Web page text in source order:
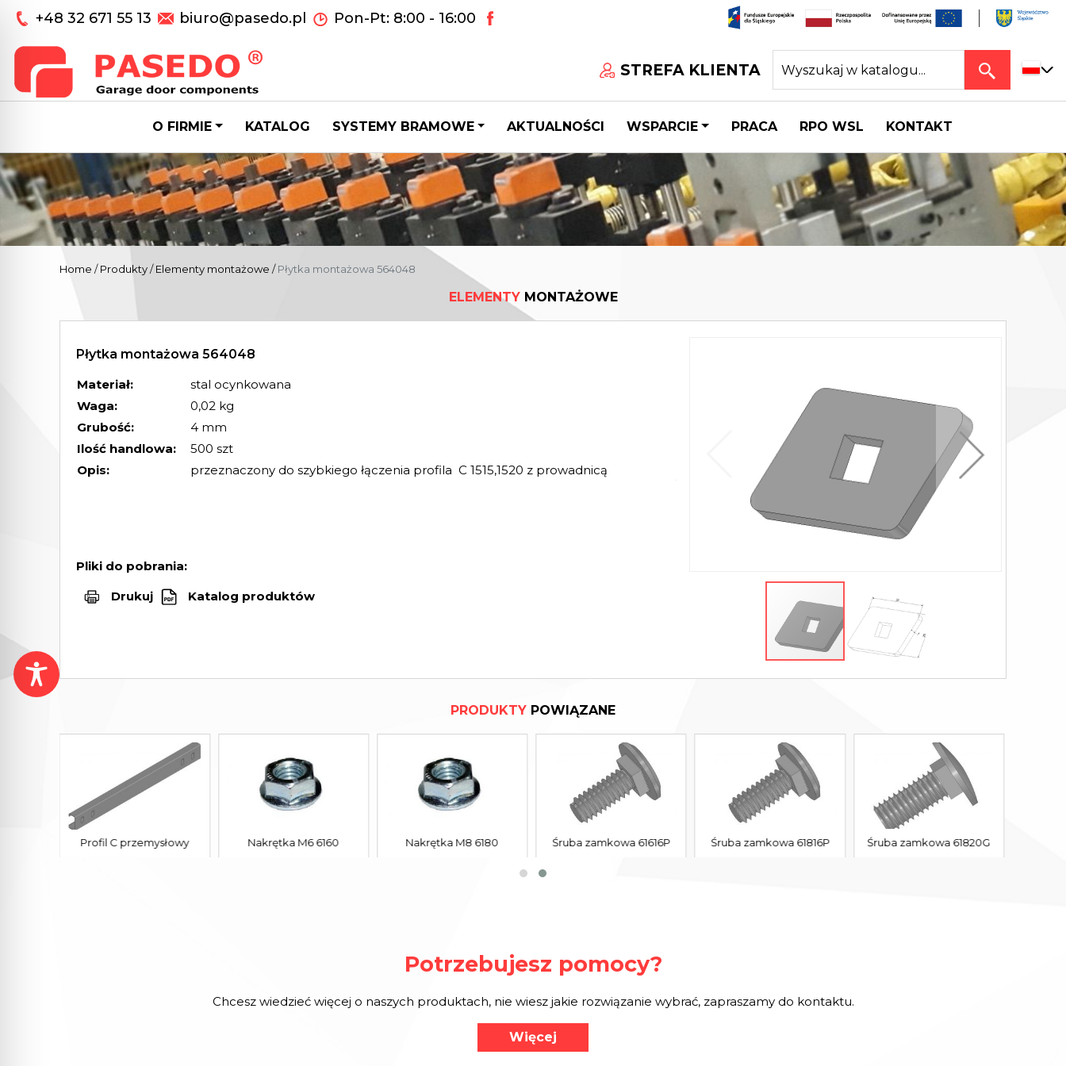
+48 32 671 55 13 biuro@pasedo.pl Pon-Pt: 8:00 - 16:00
STREFA KLIENTA
O FIRMIE KATALOG SYSTEMY BRAMOWE AKTUALNOŚCI WSPARCIE PRACA RPO WSL KONTAKT
Home /Produkty/Elementy montażowe /Płytka montażowa 564048
ELEMENTYMONTAŻOWE
Płytka montażowa 564048
Materiał:
stal ocynkowana
Waga:
0,02 kg
Grubość:
4 mm
Ilość handlowa:
500 szt
Opis:
przeznaczony do szybkiego łączenia profila C 1515,1520 z prowadnicą
Pliki do pobrania:
Drukuj
Katalog produktów
PRODUKTY POWIĄZANE
Profil C przemysłowy Nakrętka M6 6160 Nakrętka M8 6180 Śruba zamkowa 61616P Śruba zamkowa 61816P Śruba zamkowa 61820G
Potrzebujesz pomocy?
Chcesz wiedzieć więcej o naszych produktach, nie wiesz jakie rozwiązanie wybrać, zapraszamy do kontaktu.
Więcej